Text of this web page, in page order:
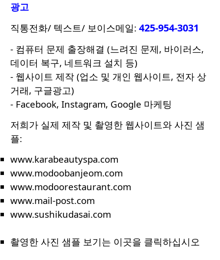
광고
직통전화/ 텍스트/ 보이스메일: 425-954-3031
- 컴퓨터 문제 출장해결 (느려진 문제, 바이러스,
데이터 복구, 네트워크 설치 등)
- 웹사이트 제작 (업소 및 개인 웹사이트, 전자 상
거래, 구글광고)
- Facebook, Instagram, Google 마케팅
저희가 실제 제작 및 촬영한 웹사이트와 사진 샘
플:
www.karabeautyspa.com
www.modoobanjeom.com
www.modoorestaurant.com
www.mail-post.com
www.sushikudasai.com
촬영한 사진 샘플 보기는 이곳을 클릭하십시오